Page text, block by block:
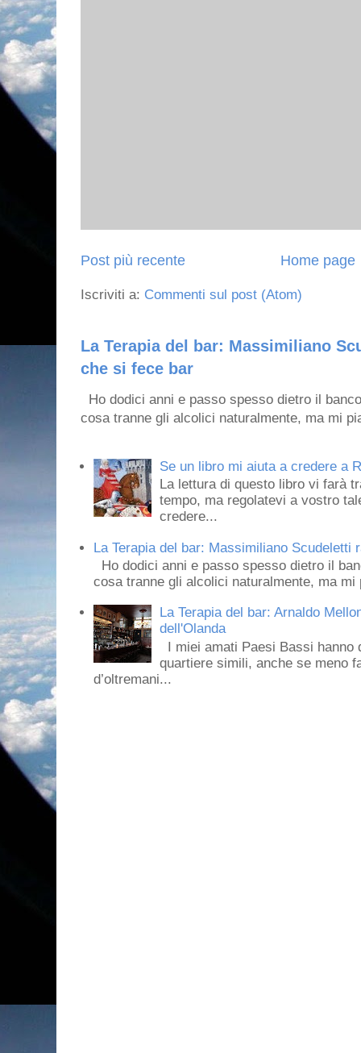
Post più recente Home page
Iscriviti a: Commenti sul post (Atom)
La Terapia del bar: Massimiliano
che si fece bar
Ho dodici anni e passo spesso dietro il
cosa tranne gli alcolici naturalmente, ma mi
Se un libro mi aiuta a credere a
La lettura di questo libro vi farà
tempo, ma regolatevi a vostro
credere...
La Terapia del bar: Massimiliano
Ho dodici anni e passo spesso dietro il
cosa tranne gli alcolici naturalmente, ma mi
La Terapia del bar: Arnaldo
dell'Olanda
I miei amati Paesi Bassi
quartiere simili, anche se meno
d’oltremani...